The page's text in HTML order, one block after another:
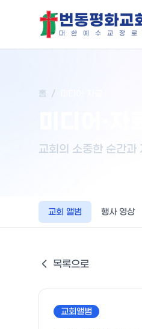
번동평화교
대 한 예 수 교 장 로
홈 /
교회의 소중한 순간과
교회 앨범 행사 영상
목록으로
교회앨범